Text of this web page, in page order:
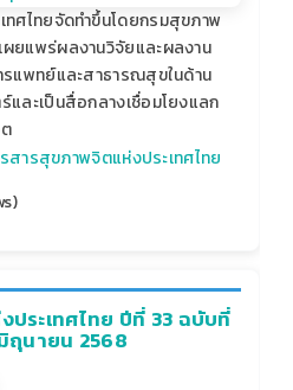
ศไทยจัดทำขึ้นโดยกรมสุขภาพ
ผยแพร่ผลงานวิจัยและผลงาน
รแพทย์และสาธารณสุขในด้าน
ละเป็นสื่อกลางเชื่อมโยงแลก
สารสุขภาพจิตแห่งประเทศไทย
ระเทศไทย ปีที่ 33 ฉบับที่
ถุนายน 2568